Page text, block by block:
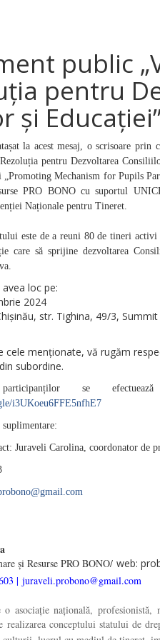
public
pentru
și
la acest mesaj, o scrisoare
pentru Dezvoltarea
„Promoting Mechanism for Pupils
PRO BONO cu suportul
Naționale pentru Tineret.
este de a reuni 80 de tineri
care să sprijine dezvoltarea
loc pe:
2024
str. Tighina, 49/3, Summit
cele menționate, vă rugăm
subordine.
participanților se
i3UKoeu6FFE5nfhE7
Juraveli Carolina, coordonator de
și Resurse PRO BONO/ web:
| juraveli.probono@gmail.com
o asociație națională,
realizarea conceptului statului de